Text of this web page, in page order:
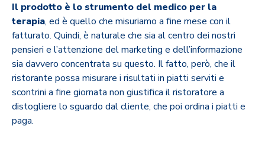
Il prodotto è lo strumento del medico per la
terapia, ed è quello che misuriamo a fine mese con il
fatturato. Quindi, è naturale che sia al centro dei nostri
pensieri e l’attenzione del marketing e dell’informazione
sia davvero concentrata su questo. Il fatto, però, che il
ristorante possa misurare i risultati in piatti serviti e
scontrini a fine giornata non giustifica il ristoratore a
distogliere lo sguardo dal cliente, che poi ordina i piatti e
paga.